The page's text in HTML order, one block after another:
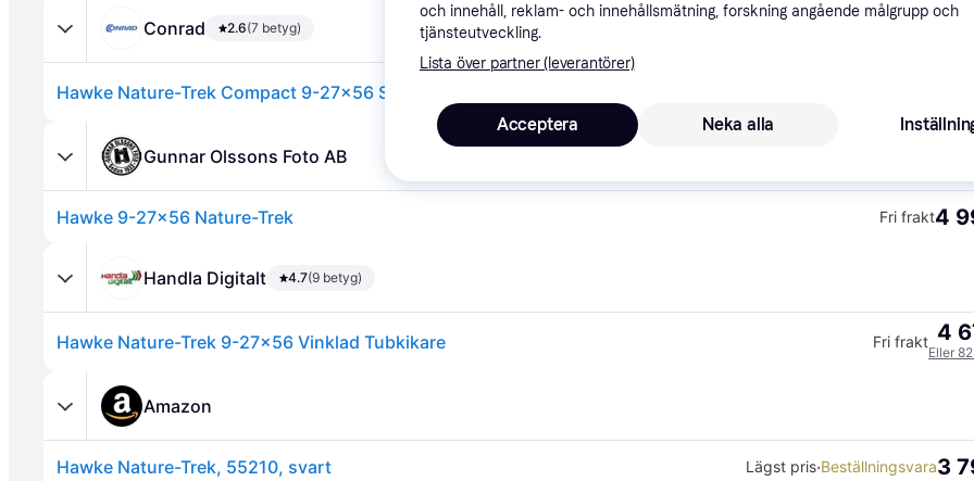
Conrad 2.6(7 betyg)
Gunnar Olssons Foto AB
Hawke 9-27x56 Nature-Trek Fri frakt4
Handla Digitalt 4.7(9 betyg)
Hawke Nature-Trek 9-27x56 Vinklad Tubkikare Fri frakt 4
Eller
Amazon
Hawke Nature-Trek, 55210, svart Lägst pris·Beställningsvara3
och innehåll, reklam- och innehållsmätning, forskning angående målgrupp och
tjänsteutveckling.
Lista över partner (leverantörer)
Neka alla
Acceptera